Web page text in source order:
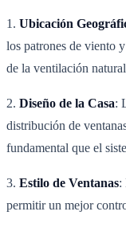
1. Ubicación
los patrones de viento
de la ventilación
2. Diseño de la Casa:
distribución de
fundamental que el
3. Estilo de Ventanas:
permitir un mejor